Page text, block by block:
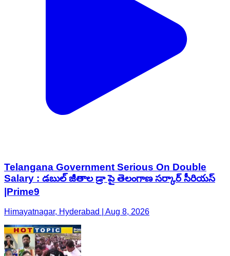
Telangana Government Serious On Double
Salary : డబుల్ జీతాల డ్రా పై తెలంగాణ సర్కార్ సీరియస్
|Prime9
Himayatnagar, Hyderabad | Aug 8, 2026